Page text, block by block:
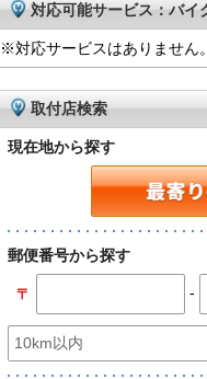
対応可能サービス：バイ
※対応サービスはありません。
取付店検索
現在地から探す
郵便番号から探す
〒 -